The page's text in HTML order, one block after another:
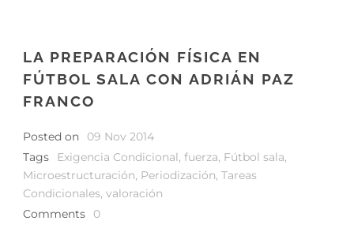
LA PREPARACIÓN FÍSICA EN
FÚTBOL SALA CON ADRIÁN PAZ
FRANCO
Posted on
09 Nov 2014
Tags
Exigencia Condicional, fuerza, Fútbol sala,
Microestructuración, Periodización, Tareas
Condicionales, valoración
Comments
0